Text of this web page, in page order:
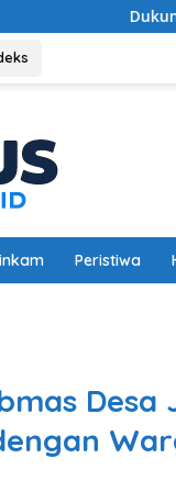
Ketahanan
Peristiwa
Desa